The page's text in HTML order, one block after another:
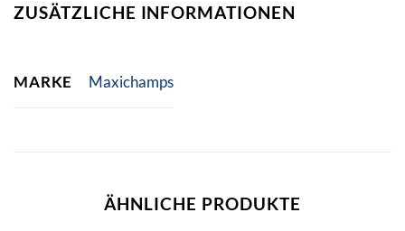
ZUSÄTZLICHE INFORMATIONEN
MARKE Maxichamps
ÄHNLICHE PRODUKTE